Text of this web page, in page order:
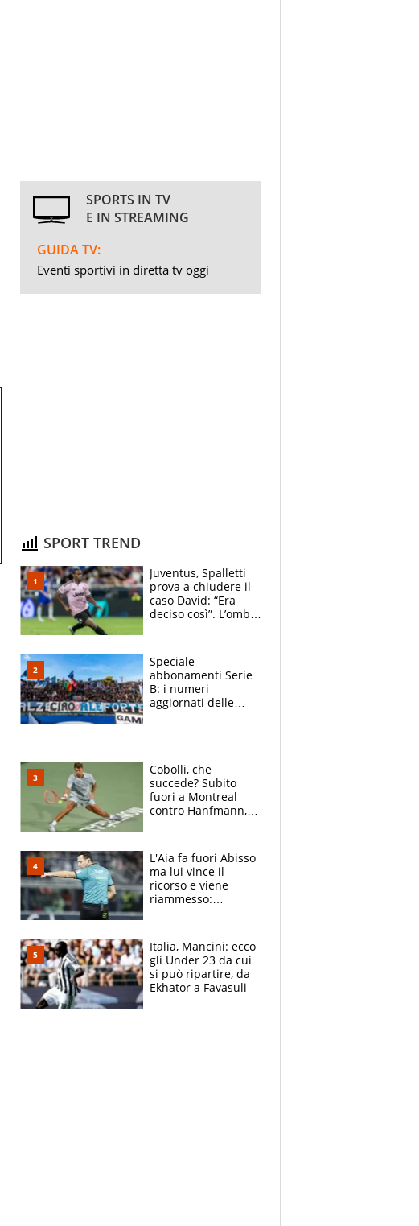
SPORTS IN TV
E IN STREAMING
GUIDA TV:
Eventi sportivi in diretta tv oggi
SPORT TREND
Juventus, Spalletti
prova a chiudere il
caso David: “Era
deciso così”. L’ombra
Speciale
abbonamenti Serie
B: i numeri
aggiornati delle
Cobolli, che
succede? Subito
fuori a Montreal
contro Hanfmann,
L'Aia fa fuori Abisso
ma lui vince il
ricorso e viene
riammesso:
Italia, Mancini: ecco
gli Under 23 da cui
si può ripartire, da
Ekhator a Favasuli